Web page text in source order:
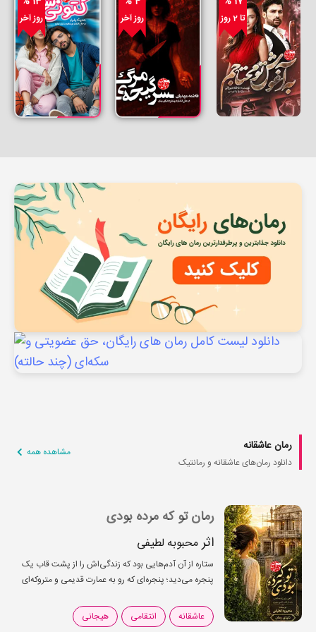
تا 2 روز روز آخر روز آخر
رمان عاشقانه
دانلود رمان‌های عاشقانه و رمانتیک
مشاهده همه
رمان تو که مرده بودی
اثرمحبوبه لطیفی
ستاره از آن آدم‌هایی بود که زندگی‌اش را از پشت قاب یک
پنجره می‌دید؛ پنجره‌ای که رو به عمارت قدیمی و متروکه‌ای
نداشت....
عاشقانه انتقامی هیجانی